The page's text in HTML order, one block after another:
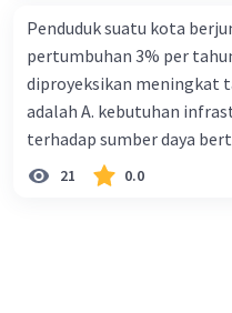
Penduduk suatu kota
pertumbuhan 3% per
diproyeksikan meningkat
adalah A. kebutuhan
terhadap sumber daya
eksponensial berdampak
memengaruhi tata ruang
21 0.0